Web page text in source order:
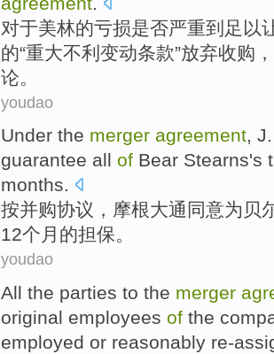
对于美林的亏损是否严重到 足以
的“重大不利变动条款”放弃收购
论 。
youdao
Under the merger agreement,
guarantee all of Bear Stearns's
months.
按并购协议 ， 摩根大通 同意为 贝
12个月的担保。
youdao
All the parties to the merger
original employees of the
employed or reasonably re-